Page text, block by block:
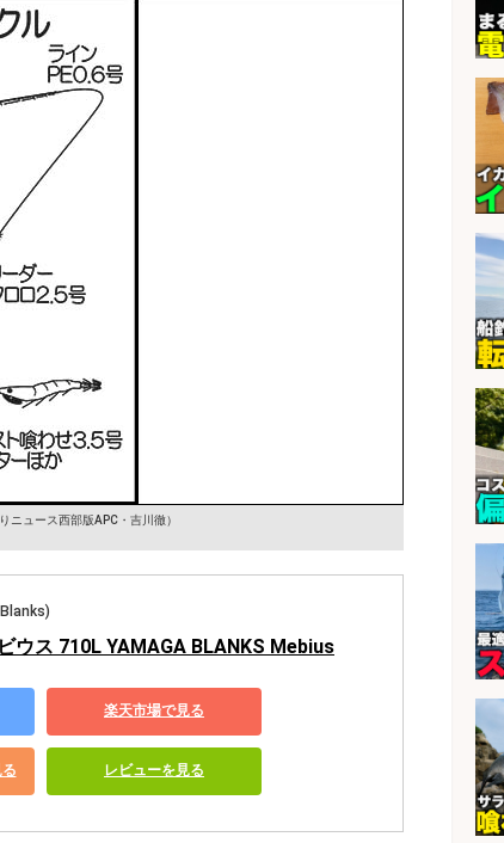
ニュース西部版APC・吉川徹）
ウス 710L YAMAGA BLANKS Mebius
楽天市場で見る
レビューを見る